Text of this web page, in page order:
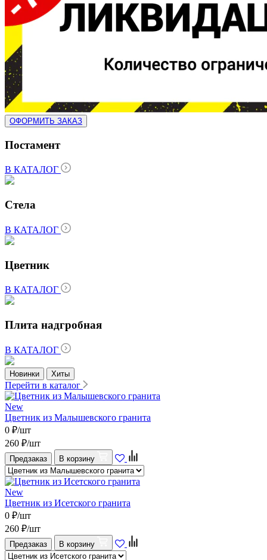
ОФОРМИТЬ ЗАКАЗ
Постамент
В КАТАЛОГ
Стела
В КАТАЛОГ
Цветник
В КАТАЛОГ
Плита надгробная
В КАТАЛОГ
Новинки Хиты
Перейти в каталог
New
Цветник из Малышевского гранита
0 ₽/шт
260 ₽/шт
Предзаказ В корзину
New
Цветник из Исетского гранита
0 ₽/шт
260 ₽/шт
Предзаказ В корзину